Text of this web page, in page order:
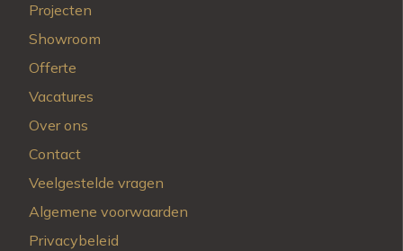
Projecten
Showroom
Offerte
Vacatures
Over ons
Contact
Veelgestelde vragen
Algemene voorwaarden
Privacybeleid